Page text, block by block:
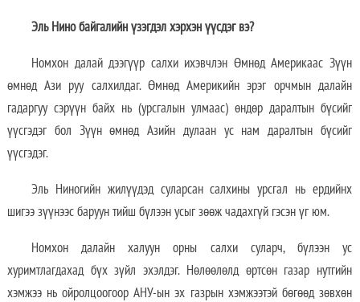
Эль Нино байгалийн үзэгдэл хэрхэн үүсдэг вэ?
Номхон далай дээгүүр салхи ихэвчлэн Өмнөд Америкаас Зүүн
өмнөд Ази руу салхилдаг. Өмнөд Америкийн эрэг орчмын далайн
гадаргуу сэрүүн байх нь (урсгалын улмаас) өндөр даралтын бүсийг
үүсгэдэг бол Зүүн өмнөд Азийн дулаан ус нам даралтын бүсийг
үүсгэдэг.
Эль Ниногийн жилүүдэд суларсан салхины урсгал нь ердийнх
шигээ зүүнээс баруун тийш бүлээн усыг зөөж чадахгүй гэсэн үг юм.
Номхон далайн халуун орны салхи суларч, бүлээн ус
хуримтлагдахад бүх зүйл эхэлдэг. Нөлөөлөлд өртсөн газар нутгийн
хэмжээ нь ойролцоогоор АНУ-ын эх газрын хэмжээтэй бөгөөд зөвхөн